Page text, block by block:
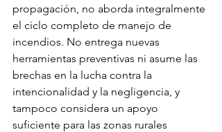
propagación, no aborda integralmente
el ciclo completo de manejo de
incendios. No entrega nuevas
herramientas preventivas ni asume las
brechas en la lucha contra la
intencionalidad y la negligencia, y
tampoco considera un apoyo
suficiente para las zonas rurales